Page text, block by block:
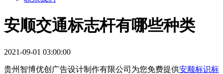
安顺交通标志杆有哪些种类
2021-09-01 03:00:00
贵州智博优创广告设计制作有限公司为您免费提供安顺标识标